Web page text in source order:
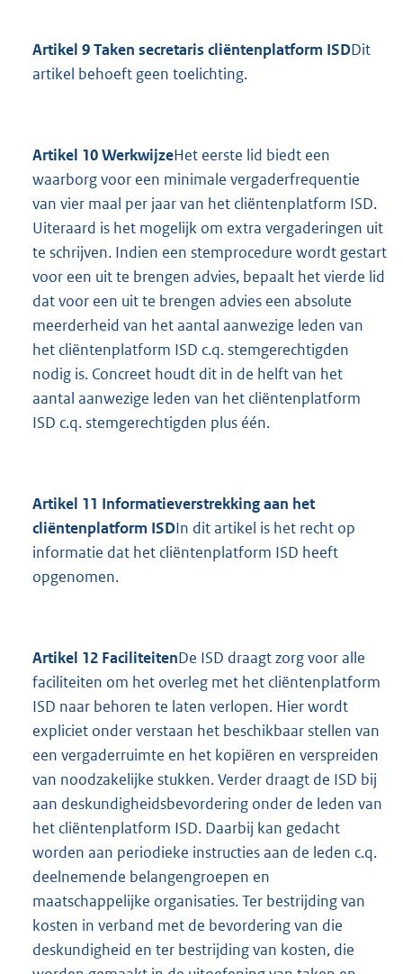
Artikel 9 Taken secretaris cliëntenplatform ISDDit
artikel behoeft geen toelichting.
Artikel 10 WerkwijzeHet eerste lid biedt een
waarborg voor een minimale vergaderfrequentie
van vier maal per jaar van het cliëntenplatform ISD.
Uiteraard is het mogelijk om extra vergaderingen uit
te schrijven. Indien een stemprocedure wordt gestart
voor een uit te brengen advies, bepaalt het vierde lid
dat voor een uit te brengen advies een absolute
meerderheid van het aantal aanwezige leden van
het cliëntenplatform ISD c.q. stemgerechtigden
nodig is. Concreet houdt dit in de helft van het
aantal aanwezige leden van het cliëntenplatform
ISD c.q. stemgerechtigden plus één.
Artikel 11 Informatieverstrekking aan het
cliëntenplatform ISDIn dit artikel is het recht op
informatie dat het cliëntenplatform ISD heeft
opgenomen.
Artikel 12 FaciliteitenDe ISD draagt zorg voor alle
faciliteiten om het overleg met het cliëntenplatform
ISD naar behoren te laten verlopen. Hier wordt
expliciet onder verstaan het beschikbaar stellen van
een vergaderruimte en het kopiëren en verspreiden
van noodzakelijke stukken. Verder draagt de ISD bij
aan deskundigheidsbevordering onder de leden van
het cliëntenplatform ISD. Daarbij kan gedacht
worden aan periodieke instructies aan de leden c.q.
deelnemende belangengroepen en
maatschappelijke organisaties. Ter bestrijding van
kosten in verband met de bevordering van die
deskundigheid en ter bestrijding van kosten, die